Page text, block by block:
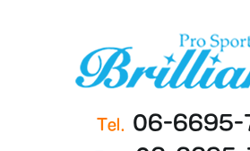
Tel. 06-6695-